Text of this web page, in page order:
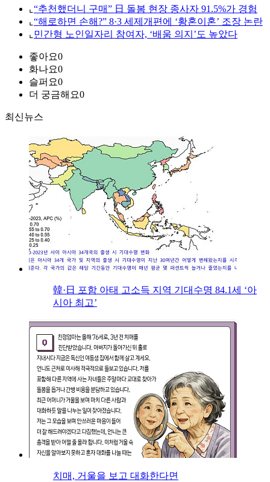
⌞ “추천했더니 구매” 日 돌봄 현장 종사자 91.5%가 경험
⌞ “해로하면 손해?” 8·3 세제개편에 ‘황혼이혼’ 조장 논란
⌞ 민간형 노인일자리 참여자, ‘배움 의지’도 높았다
좋아요0
화나요0
슬퍼요0
더 궁금해요0
최신뉴스
韓·日 포함 아태 고소득 지역 기대수명 84.1세 ‘아
시아 최고’
치매, 거울을 보고 대화한다면